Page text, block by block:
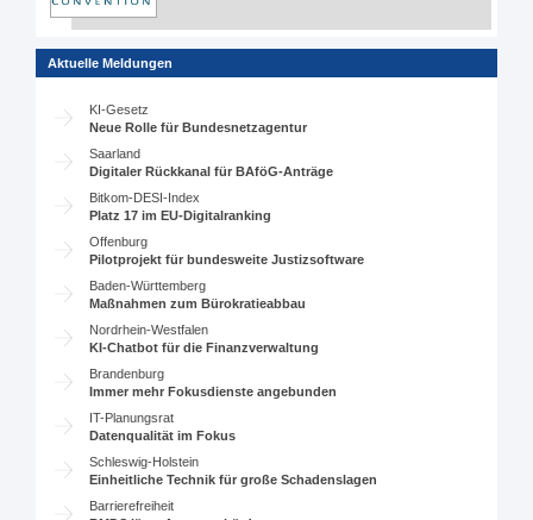
Aktuelle Meldungen
KI-Gesetz
Neue Rolle für Bundesnetzagentur
Saarland
Digitaler Rückkanal für BAföG-Anträge
Bitkom-DESI-Index
Platz 17 im EU-Digitalranking
Offenburg
Pilotprojekt für bundesweite Justizsoftware
Baden-Württemberg
Maßnahmen zum Bürokratieabbau
Nordrhein-Westfalen
KI-Chatbot für die Finanzverwaltung
Brandenburg
Immer mehr Fokusdienste angebunden
IT-Planungsrat
Datenqualität im Fokus
Schleswig-Holstein
Einheitliche Technik für große Schadenslagen
Barrierefreiheit